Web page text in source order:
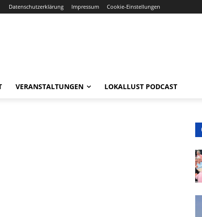
Datenschutzerklärung Impressum Cookie-Einstellungen
VERANSTALTUNGEN LOKALLUST PODCAST